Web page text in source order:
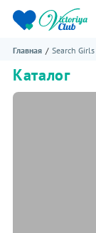
Главная Search Girls
Каталог